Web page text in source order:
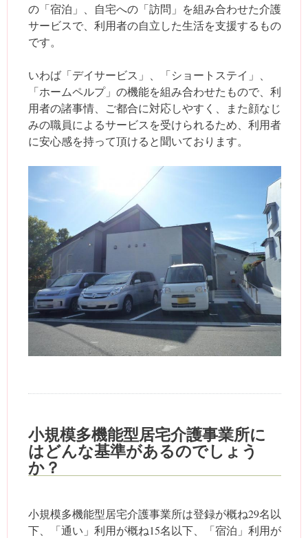
の「宿泊」、自宅への「訪問」を組み合わせた介護
サービスで、利用者の自立した生活を支援するもの
です。
いわば「デイサービス」、「ショートステイ」、
「ホームペルプ」の機能を組み合わせたもので、利
用者の諸事情、ご都合に対応しやすく、また顔なじ
みの職員によるサービスを受けられるため、利用者
に安心感を持って頂けると聞いております。
小規模多機能型居宅介護事業所に
はどんな基準があるのでしょう
か？
小規模多機能型居宅介護事業所は登録が概ね29名以
下、「通い」利用が概ね15名以下、「宿泊」利用が